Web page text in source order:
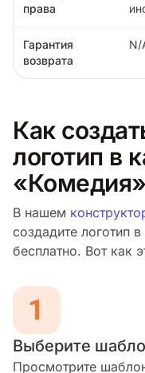
права
Гарантия
возврата
N/
Как
логотип в
«Комедия»
В нашем
создадите логотип
бесплатно. Вот как
Выберите
Просмотрите